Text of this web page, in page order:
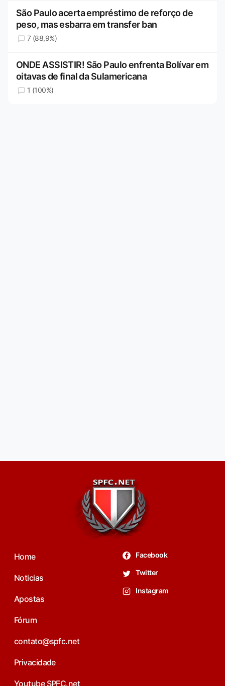
São Paulo acerta empréstimo de reforço de
peso, mas esbarra em transfer ban
7 (88,9%)
ONDE ASSISTIR! São Paulo enfrenta Bolívar em
oitavas de final da Sulamericana
1 (100%)
Home
Noticias
Apostas
Fórum
contato@spfc.net
Privacidade
Youtube SPFC.net
Facebook
Twitter
Instagram